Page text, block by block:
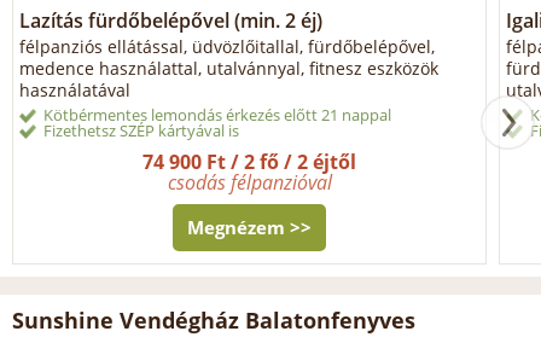
Lazítás fürdőbelépővel (min. 2 éj)
félpanziós ellátással, üdvözlőitallal, fürdőbelépővel,
medence használattal, utalvánnyal, fitnesz eszközök
használatával
Kötbérmentes lemondás érkezés előtt 21 nappal
Fizethetsz SZÉP kártyával is
74 900 Ft / 2 fő / 2 éjtől
csodás félpanzióval
Megnézem >>
Sunshine Vendégház Balatonfenyves